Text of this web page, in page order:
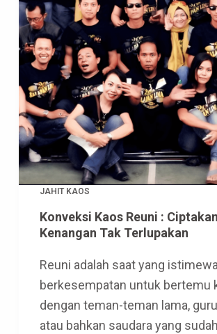
JAHIT KAOS
Konveksi Kaos Reuni : Ciptakan
Kenangan Tak Terlupakan
Reuni adalah saat yang
berkesempatan untuk bertemu
dengan teman-teman lama,
atau bahkan saudara yang